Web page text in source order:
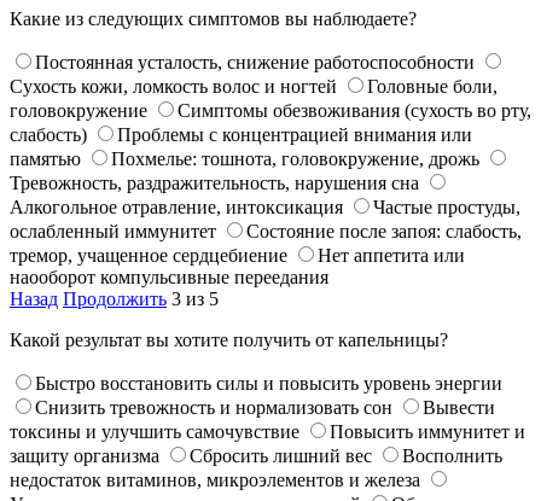
Какие из следующих симптомов вы наблюдаете?
Постоянная усталость, снижение работоспособности
Сухость кожи, ломкость волос и ногтей
Головные боли,
головокружение
Симптомы обезвоживания (сухость во рту,
слабость)
Проблемы с концентрацией внимания или
памятью
Похмелье: тошнота, головокружение, дрожь
Тревожность, раздражительность, нарушения сна
Алкогольное отравление, интоксикация
Частые простуды,
ослабленный иммунитет
Состояние после запоя: слабость,
тремор, учащенное сердцебиение
Нет аппетита или
наооборот компульсивные переедания
Назад Продолжить 3 из 5
Какой результат вы хотите получить от капельницы?
Быстро восстановить силы и повысить уровень энергии
Снизить тревожность и нормализовать сон
Вывести
токсины и улучшить самочувствие
Повысить иммунитет и
защиту организма
Сбросить лишний вес
Восполнить
недостаток витаминов, микроэлементов и железа